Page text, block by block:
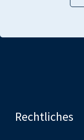
Rechtliches